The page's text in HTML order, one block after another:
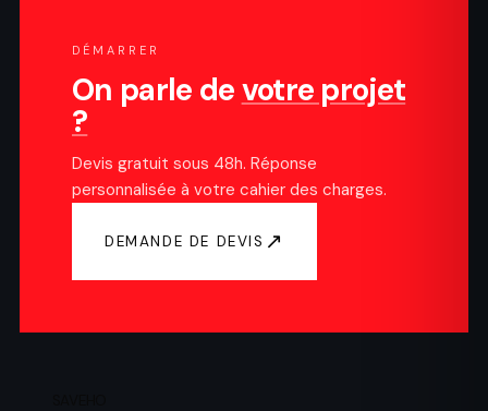
DÉMARRER
On parle devotre projet
?
Devis gratuit sous 48h. Réponse
personnalisée à votre cahier des charges.
DEMANDE DE DEVIS ↗